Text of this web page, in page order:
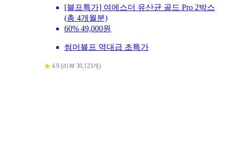
[블프특가] 여에스더 유산균 골드 Pro 2박스
(총 4개월분)
60% 49,000원
썸머블프 역대급 초특가
4.9 (리뷰 30,123개)